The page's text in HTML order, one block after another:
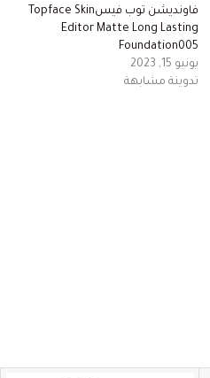
فاونديشن توب فيسTopface Skin
Editor Matte Long Lasting
Foundation005
يونيو 15, 2023
تدوينة مشابهة